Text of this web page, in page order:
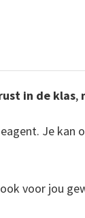
in de klas,
Je kan
voor jou